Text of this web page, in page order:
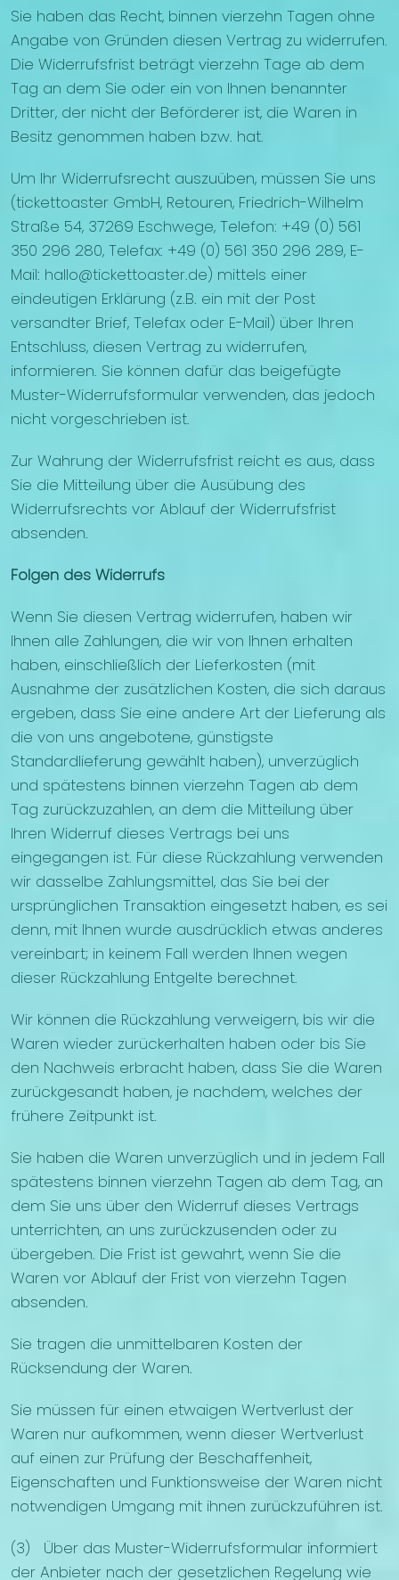
Sie haben das Recht, binnen vierzehn Tagen ohne
Angabe von Gründen diesen Vertrag zu widerrufen.
Die Widerrufsfrist beträgt vierzehn Tage ab dem
Tag an dem Sie oder ein von Ihnen benannter
Dritter, der nicht der Beförderer ist, die Waren in
Besitz genommen haben bzw. hat.
Um Ihr Widerrufsrecht auszuüben, müssen Sie uns
(tickettoaster GmbH, Retouren, Friedrich-Wilhelm
Straße 54, 37269 Eschwege, Telefon: +49 (0) 561
350 296 280, Telefax: +49 (0) 561 350 296 289, E-
Mail: hallo@tickettoaster.de) mittels einer
eindeutigen Erklärung (z.B. ein mit der Post
versandter Brief, Telefax oder E-Mail) über Ihren
Entschluss, diesen Vertrag zu widerrufen,
informieren. Sie können dafür das beigefügte
Muster-Widerrufsformular verwenden, das jedoch
nicht vorgeschrieben ist.
Zur Wahrung der Widerrufsfrist reicht es aus, dass
Sie die Mitteilung über die Ausübung des
Widerrufsrechts vor Ablauf der Widerrufsfrist
absenden.
Folgen des Widerrufs
Wenn Sie diesen Vertrag widerrufen, haben wir
Ihnen alle Zahlungen, die wir von Ihnen erhalten
haben, einschließlich der Lieferkosten (mit
Ausnahme der zusätzlichen Kosten, die sich daraus
ergeben, dass Sie eine andere Art der Lieferung als
die von uns angebotene, günstigste
Standardlieferung gewählt haben), unverzüglich
und spätestens binnen vierzehn Tagen ab dem
Tag zurückzuzahlen, an dem die Mitteilung über
Ihren Widerruf dieses Vertrags bei uns
eingegangen ist. Für diese Rückzahlung verwenden
wir dasselbe Zahlungsmittel, das Sie bei der
ursprünglichen Transaktion eingesetzt haben, es sei
denn, mit Ihnen wurde ausdrücklich etwas anderes
vereinbart; in keinem Fall werden Ihnen wegen
dieser Rückzahlung Entgelte berechnet.
Wir können die Rückzahlung verweigern, bis wir die
Waren wieder zurückerhalten haben oder bis Sie
den Nachweis erbracht haben, dass Sie die Waren
zurückgesandt haben, je nachdem, welches der
frühere Zeitpunkt ist.
Sie haben die Waren unverzüglich und in jedem Fall
spätestens binnen vierzehn Tagen ab dem Tag, an
dem Sie uns über den Widerruf dieses Vertrags
unterrichten, an uns zurückzusenden oder zu
übergeben. Die Frist ist gewahrt, wenn Sie die
Waren vor Ablauf der Frist von vierzehn Tagen
absenden.
Sie tragen die unmittelbaren Kosten der
Rücksendung der Waren.
Sie müssen für einen etwaigen Wertverlust der
Waren nur aufkommen, wenn dieser Wertverlust
auf einen zur Prüfung der Beschaffenheit,
Eigenschaften und Funktionsweise der Waren nicht
notwendigen Umgang mit ihnen zurückzuführen ist.
(3) Über das Muster-Widerrufsformular informiert
der Anbieter nach der gesetzlichen Regelung wie